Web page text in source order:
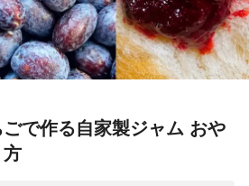
で作る自家製ジャム おや
方